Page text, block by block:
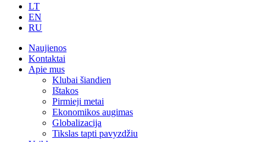
LT
EN
RU
Naujienos
Kontaktai
Apie mus
Klubai šiandien
Ištakos
Pirmieji metai
Ekonomikos augimas
Globalizacija
Tikslas tapti pavyzdžiu